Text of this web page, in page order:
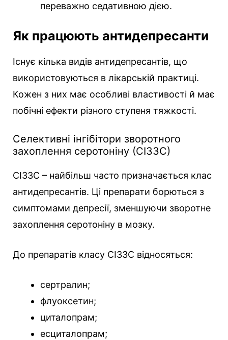
переважно седативною дією.
Як працюють антидепресанти
Існує кілька видів антидепресантів, що
використовуються в лікарській практиці.
Кожен з них має особливі властивості й має
побічні ефекти різного ступеня тяжкості.
Селективні інгібітори зворотного
захоплення серотоніну (СІЗЗС)
СІЗЗС – найбільш часто призначається клас
антидепресантів. Ці препарати борються з
симптомами депресії, зменшуючи зворотне
захоплення серотоніну в мозку.
До препаратів класу СІЗЗС відносяться:
сертралин;
флуоксетин;
циталопрам;
есциталопрам;